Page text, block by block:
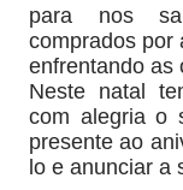
para nos
comprados por
enfrentando as
Neste natal
com alegria o
presente ao
lo e anunciar a